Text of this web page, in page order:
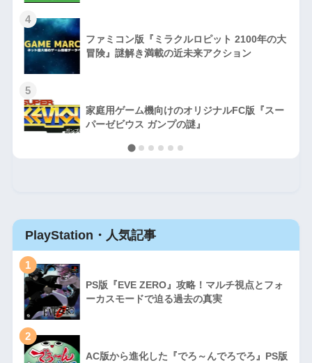
4
ファミコン版『ミラクルロピット 2100年の大
冒険』謎解き満載の近未来アクション
5
家庭用ゲーム機向けのオリジナルFC版『スー
パーゼビウス ガンプの謎』
PlayStation・人気記事
1
PS版『EVE ZERO』攻略！マルチ視点とフォ
ーカスモードで迫る過去の真実
2
AC版から進化した『でろ～んでろでろ』PS版